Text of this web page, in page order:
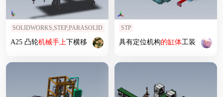
SOLIDWORKS,STEP,PARASOLID
A25 凸轮机械手上下横移
STP
具有定位机构的缸体工装